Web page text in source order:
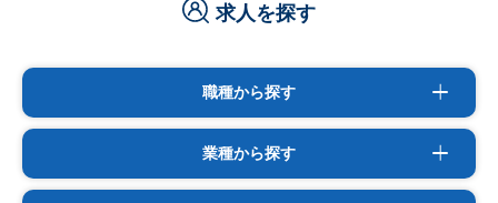
求人を探す
職種から探す
業種から探す